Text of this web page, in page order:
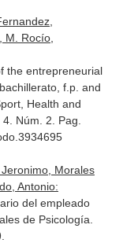
M. Rocío,
the entrepreneurial
f.p. and
Health and
4. Núm. 2. Pag.
Morales
Antonio:
del empleado
de Psicología